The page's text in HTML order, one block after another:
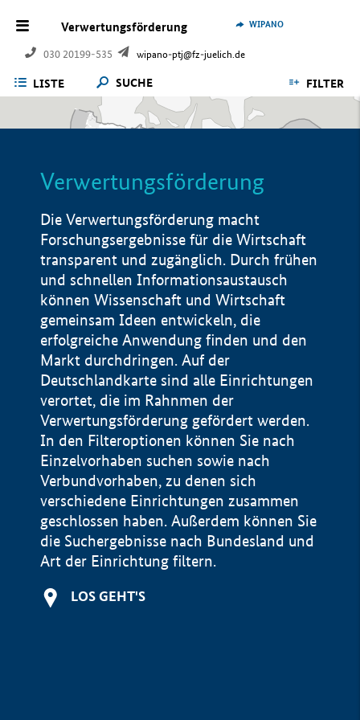
Verwertungsförderung
030 20199-535 wipano-ptj@fz-juelich.de
WIPANO
LISTE SUCHE FILTER
Verwertungsförderung
Die Verwertungsförderung macht
Forschungsergebnisse für die Wirtschaft
transparent und zugänglich. Durch frühen
und schnellen Informationsaustausch
können Wissenschaft und Wirtschaft
gemeinsam Ideen entwickeln, die
erfolgreiche Anwendung finden und den
Markt durchdringen. Auf der
Deutschlandkarte sind alle Einrichtungen
verortet, die im Rahnmen der
Verwertungsförderung gefördert werden.
In den Filteroptionen können Sie nach
Einzelvorhaben suchen sowie nach
Verbundvorhaben, zu denen sich
verschiedene Einrichtungen zusammen
geschlossen haben. Außerdem können Sie
die Suchergebnisse nach Bundesland und
Art der Einrichtung filtern.
LOS GEHT'S